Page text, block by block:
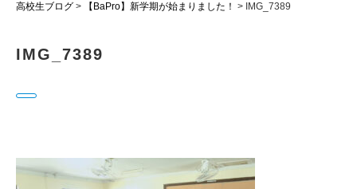
高校生ブログ > 【BaPro】新学期が始まりました！ > IMG_7389
IMG_7389